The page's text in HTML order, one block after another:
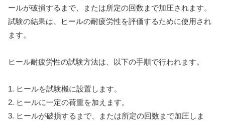
ールが破損するまで、または所定の回数まで加圧されます。
試験の結果は、ヒールの耐疲労性を評価するために使用され
ます。
ヒール耐疲労性の試験方法は、以下の手順で行われます。
1. ヒールを試験機に設置します。
2. ヒールに一定の荷重を加えます。
3. ヒールが破損するまで、または所定の回数まで加圧しま